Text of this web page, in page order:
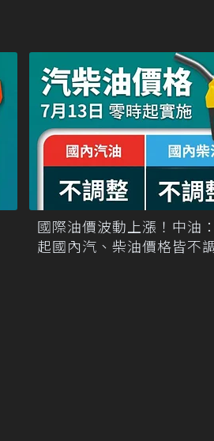
國際油價波動上漲！中油
起國內汽、柴油價格皆不